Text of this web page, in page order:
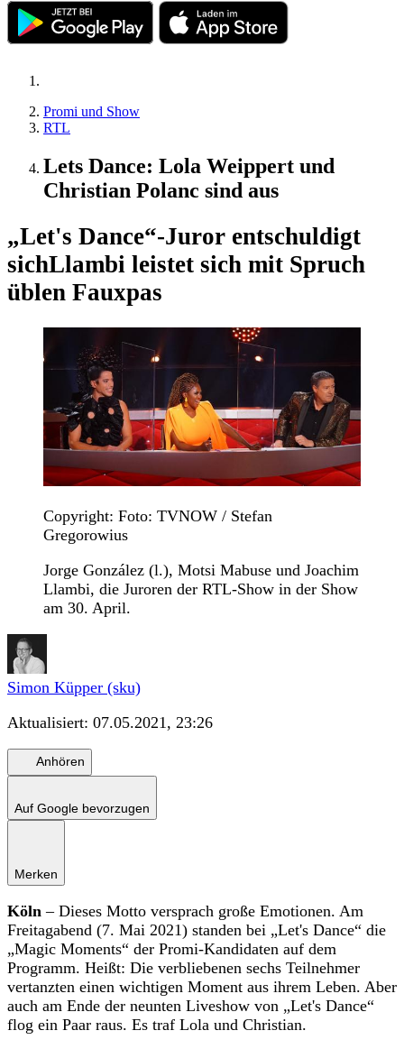
Promi und Show
RTL
Lets Dance: Lola Weippert und
Christian Polanc sind aus
„Let's Dance“-Juror entschuldigt
sichLlambi leistet sich mit Spruch
üblen Fauxpas
Copyright: Foto: TVNOW / Stefan
Gregorowius
Jorge González (l.), Motsi Mabuse und Joachim
Llambi, die Juroren der RTL-Show in der Show
am 30. April.
Simon Küpper (sku)
Aktualisiert: 07.05.2021, 23:26
Anhören
Auf Google bevorzugen
Merken
Köln – Dieses Motto versprach große Emotionen. Am
Freitagabend (7. Mai 2021) standen bei „Let's Dance“ die
„Magic Moments“ der Promi-Kandidaten auf dem
Programm. Heißt: Die verbliebenen sechs Teilnehmer
vertanzten einen wichtigen Moment aus ihrem Leben. Aber
auch am Ende der neunten Liveshow von „Let's Dance“
flog ein Paar raus. Es traf Lola und Christian.